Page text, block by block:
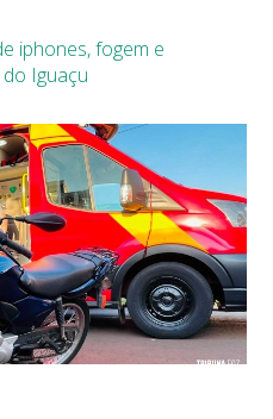
iphones, fogem e
Iguaçu